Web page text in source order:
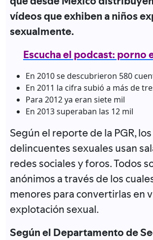
vídeos que exhiben a niños
sexualmente.
Escucha el podcast: porno
En 2010 se descubrieron 580
En 2011 la cifra subió a más de
Para 2012 ya eran siete mil
En 2013 superaban las 12 mil
Según el reporte de la PGR, los
delincuentes sexuales usan
redes sociales y foros. Todos
anónimos a través de los
menores para convertirlas en
explotación sexual.
Según el Departamento de